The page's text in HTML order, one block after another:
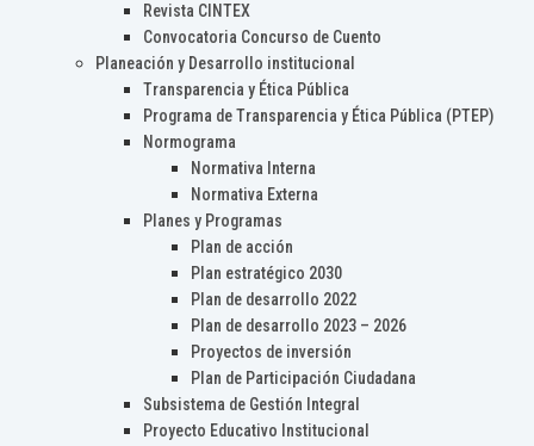
Revista CINTEX
Convocatoria Concurso de Cuento
Planeación y Desarrollo institucional
Transparencia y Ética Pública
Programa de Transparencia y Ética Pública (PTEP)
Normograma
Normativa Interna
Normativa Externa
Planes y Programas
Plan de acción
Plan estratégico 2030
Plan de desarrollo 2022
Plan de desarrollo 2023 – 2026
Proyectos de inversión
Plan de Participación Ciudadana
Subsistema de Gestión Integral
Proyecto Educativo Institucional